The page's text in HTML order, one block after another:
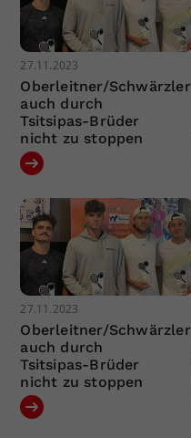
27.11.2023
Oberleitner/Schwärzler
auch durch
Tsitsipas-Brüder
nicht zu stoppen
27.11.2023
Oberleitner/Schwärzler
auch durch
Tsitsipas-Brüder
nicht zu stoppen